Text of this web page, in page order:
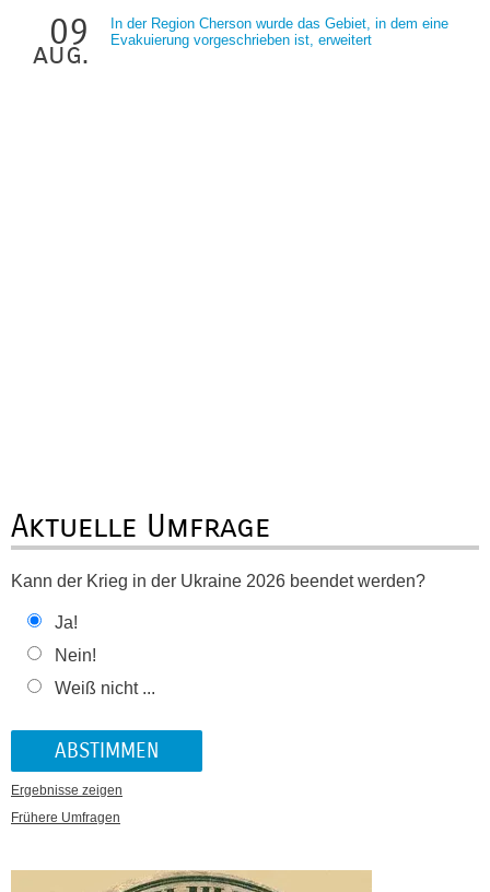
09
aug.
In der Region Cherson wurde das Gebiet, in dem eine
Evakuierung vorgeschrieben ist, erweitert
Aktuelle Umfrage
Kann der Krieg in der Ukraine 2026 beendet werden?
Ja!
Nein!
Weiß nicht ...
Ergebnisse zeigen
Frühere Umfragen